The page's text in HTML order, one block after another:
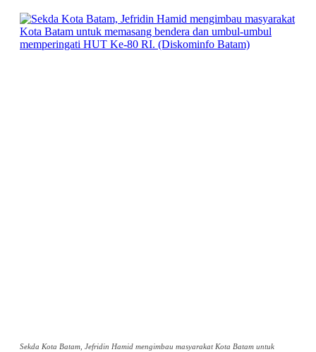
Sekda Kota Batam, Jefridin Hamid mengimbau masyarakat Kota Batam untuk